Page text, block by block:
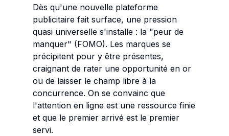
Dès qu'une nouvelle plateforme
publicitaire fait surface, une pression
quasi universelle s'installe : la "peur de
manquer" (FOMO). Les marques se
précipitent pour y être présentes,
craignant de rater une opportunité en or
ou de laisser le champ libre à la
concurrence. On se convainc que
l'attention en ligne est une ressource finie
et que le premier arrivé est le premier
servi.